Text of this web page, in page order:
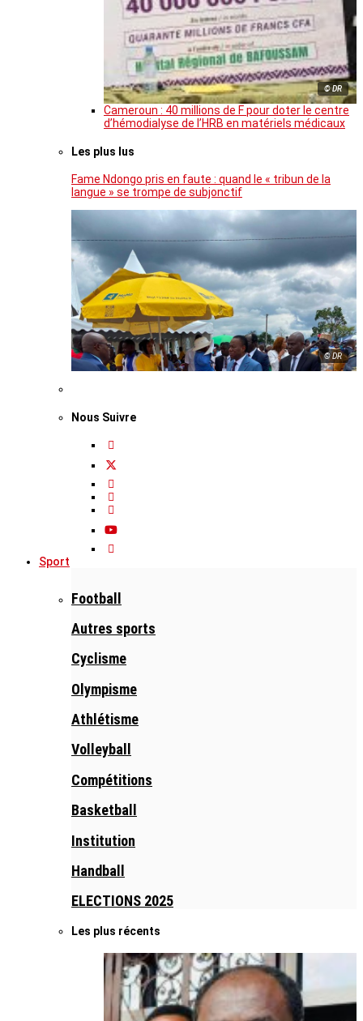
© DR
Cameroun : 40 millions de F pour doter le centre
d’hémodialyse de l’HRB en matériels médicaux
Les plus lus
Fame Ndongo pris en faute : quand le « tribun de la
langue » se trompe de subjonctif
© DR
Nous Suivre
Sport
Football
Autres sports
Cyclisme
Olympisme
Athlétisme
Volleyball
Compétitions
Basketball
Institution
Handball
ELECTIONS 2025
Les plus récents